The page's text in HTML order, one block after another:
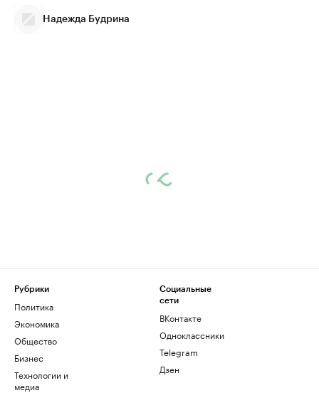
Надежда Будрина
Рубрики
Политика
Экономика
Общество
Бизнес
Технологии и
медиа
Социальные
сети
ВКонтакте
Одноклассники
Telegram
Дзен